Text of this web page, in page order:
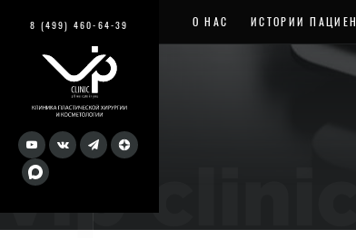
8 (499) 460-64-39
vip clinic
О НАС ИСТОРИИ